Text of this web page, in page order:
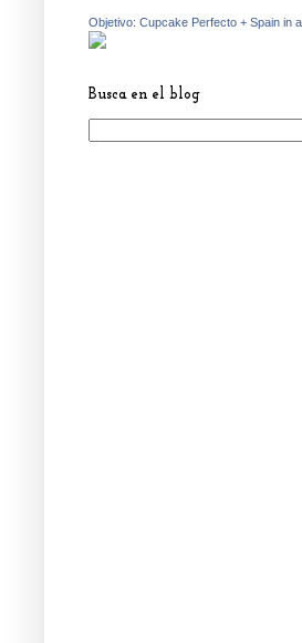
Objetivo: Cupcake Perfecto + Spain in
Busca en el blog